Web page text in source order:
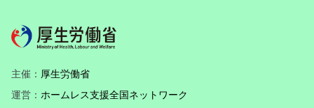
主催： 厚生労働省
運営： ホームレス支援全国ネットワーク